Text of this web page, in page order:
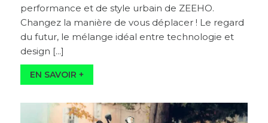
performance et de style urbain de ZEEHO.
Changez la manière de vous déplacer ! Le regard
du futur, le mélange idéal entre technologie et
design [...]